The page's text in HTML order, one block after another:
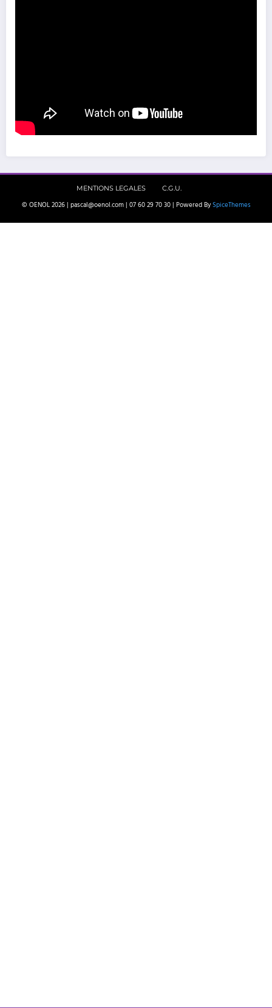
MENTIONS LEGALES C.G.U.
© OENOL 2026 | pascal@oenol.com | 07 60 29 70 30 | Powered By SpiceThemes